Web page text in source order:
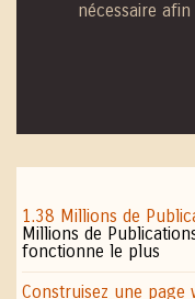
nécessaire
1.38 Millions de
Millions de
fonctionne le plus
Construisez une page